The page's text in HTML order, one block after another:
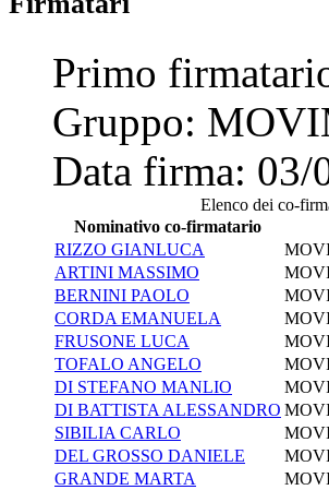
Primo
Gruppo:
Data firma: 03/
Elenco dei co-
Nominativo co-firmatario
RIZZO GIANLUCA
ARTINI MASSIMO
BERNINI PAOLO
CORDA EMANUELA
FRUSONE LUCA
TOFALO ANGELO
DI STEFANO MANLIO
DI BATTISTA ALESSANDRO
SIBILIA CARLO
DEL GROSSO DANIELE
GRANDE MARTA